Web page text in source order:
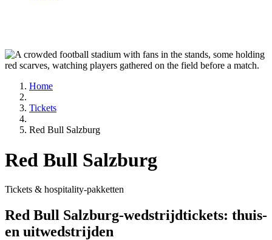
Home
Tickets
Red Bull Salzburg
Red Bull Salzburg
Tickets & hospitality-pakketten
Red Bull Salzburg-wedstrijdtickets: thuis-
en uitwedstrijden